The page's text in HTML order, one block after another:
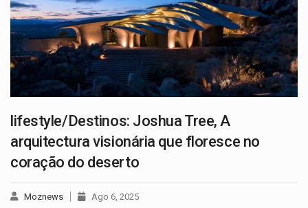
lifestyle/Destinos: Joshua Tree, A
arquitectura visionária que floresce no
coração do deserto
Moznews Ago 6, 2025